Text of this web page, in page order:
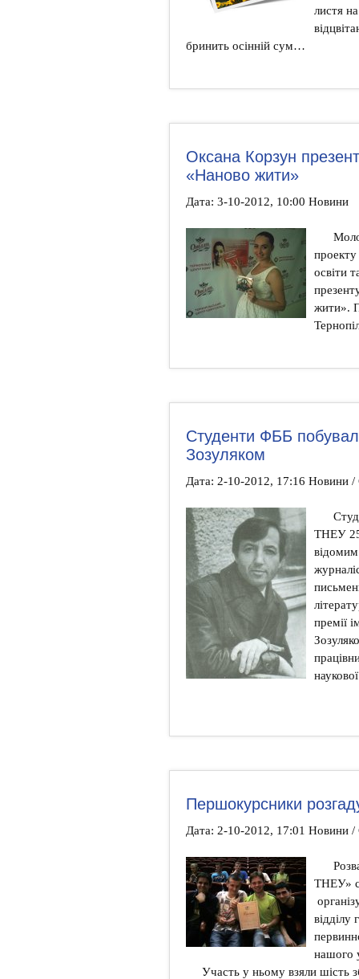
листя
бринить осінній сум…
Оксана Корзун
«Наново жити»
Дата: 3-10-2012, 10:00 Новини
освіти
жити».
Студенти ФББ
Зозуляком
Дата: 2-10-2012, 17:16 Новини /
ТНЕУ 25
премії
Першокурсники
Дата: 2-10-2012, 17:01 Новини /
ТНЕУ»
відділу
нашого
Участь у ньому взяли шість